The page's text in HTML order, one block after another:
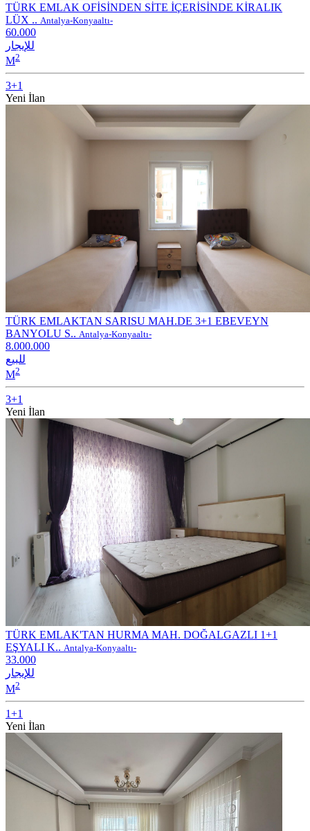
TÜRK EMLAK OFİSİNDEN SİTE İÇERİSİNDE KİRALIK
LÜX .. Antalya-Konyaaltı-
60.000
للإيجار
M2
3+1
Yeni İlan
TÜRK EMLAKTAN SARISU MAH.DE 3+1 EBEVEYN
BANYOLU S.. Antalya-Konyaaltı-
8.000.000
للبيع
M2
3+1
Yeni İlan
TÜRK EMLAK'TAN HURMA MAH. DOĞALGAZLI 1+1
EŞYALI K.. Antalya-Konyaaltı-
33.000
للإيجار
M2
1+1
Yeni İlan